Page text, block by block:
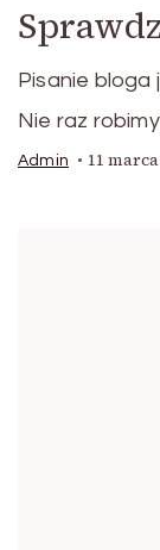
Pisanie bloga
Nie raz
Admin 11 marca